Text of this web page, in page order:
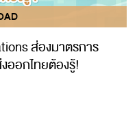
ส่องมาตรการ
ออกไทยต้องรู้!